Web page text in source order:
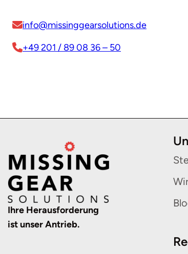
info@missinggearsolutions.de
+49 201 / 89 08 36 – 50
Ihre Herausforderung
ist unser Antrieb.